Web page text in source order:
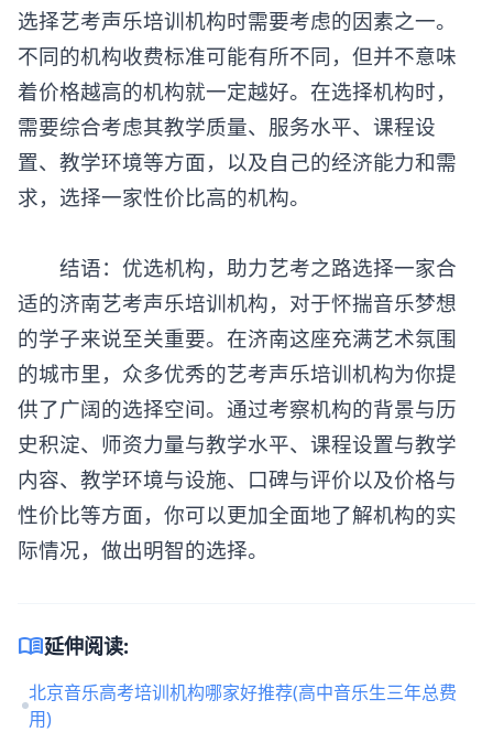
选择艺考声乐培训机构时需要考虑的因素之一。
不同的机构收费标准可能有所不同，但并不意味
着价格越高的机构就一定越好。在选择机构时，
需要综合考虑其教学质量、服务水平、课程设
置、教学环境等方面，以及自己的经济能力和需
求，选择一家性价比高的机构。
结语：优选机构，助力艺考之路选择一家合
适的济南艺考声乐培训机构，对于怀揣音乐梦想
的学子来说至关重要。在济南这座充满艺术氛围
的城市里，众多优秀的艺考声乐培训机构为你提
供了广阔的选择空间。通过考察机构的背景与历
史积淀、师资力量与教学水平、课程设置与教学
内容、教学环境与设施、口碑与评价以及价格与
性价比等方面，你可以更加全面地了解机构的实
际情况，做出明智的选择。
menu_book延伸阅读:
北京音乐高考培训机构哪家好推荐(高中音乐生三年总费
用)